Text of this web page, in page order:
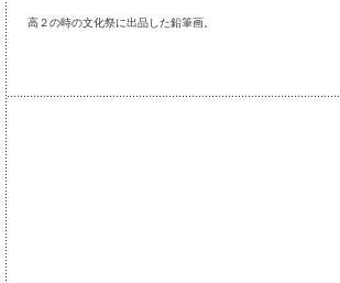
高２の時の文化祭に出品した鉛筆画。